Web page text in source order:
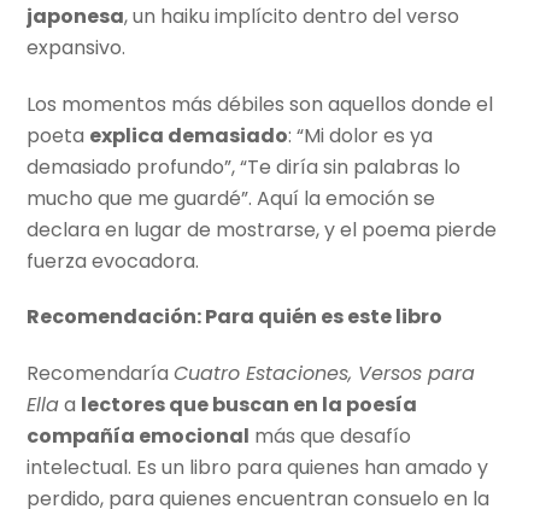
japonesa, un haiku implícito dentro del verso
expansivo.
Los momentos más débiles son aquellos donde el
poeta explica demasiado: “Mi dolor es ya
demasiado profundo”, “Te diría sin palabras lo
mucho que me guardé”. Aquí la emoción se
declara en lugar de mostrarse, y el poema pierde
fuerza evocadora.
Recomendación: Para quién es este libro
RecomendaríaCuatro Estaciones, Versos para
Ellaa lectores que buscan en la poesía
compañía emocional más que desafío
intelectual. Es un libro para quienes han amado y
perdido, para quienes encuentran consuelo en la